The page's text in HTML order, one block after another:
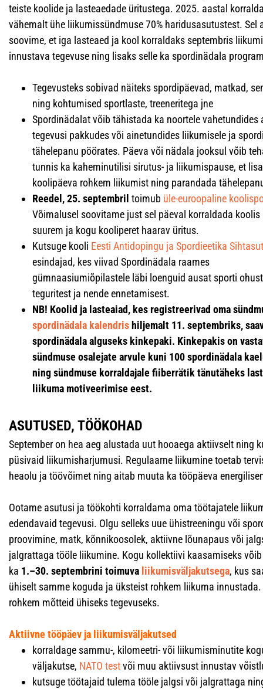
teiste koolide ja lasteaedade üritustega. 2025. aastal
vähemalt ühe liikumissündmuse 70% haridusasutustest. Sel
soovime, et iga lasteaed ja kool korraldaks septembris
innustava tegevuse ning lisaks selle ka spordinädala
Tegevusteks sobivad näiteks spordipäevad, matkad,
ning kohtumised sportlaste, treeneritega jne
Spordinädalat võib tähistada ka noortele vahetundides
tegevusi pakkudes või ainetundides liikumisele ja
tähelepanu pöörates. Päeva või nädala jooksul võib
tunnis ka kaheminutilisi sirutus- ja liikumispause, et
koolipäeva rohkem liikumist ning parandada
Reedel, 25. septembril toimub üle-euroopaline
Võimalusel soovitame just sel päeval korraldada koolis
suurem ja kogu kooliperet haarav üritus.
Kutsuge kooli Eesti Antidopingu ja Spordieetika
esindajad, kes viivad Spordinädala raames
gümnaasiumiõpilastele läbi loenguid ausat sporti
teguritest ja nende ennetamisest.
NB! Koolid ja lasteaiad, kes registreerivad oma
spordinädala kalendris hiljemalt 11. septembriks,
spordinädala alguseks kinkepaki. Kinkepakis on
sündmuse osalejate arvule kuni 100 spordinädala
ning sündmuse korraldajale fiiberrätik tänutäheks
liikuma motiveerimise eest.
ASUTUSED, TÖÖKOHAD
September on hea aeg alustada uut hooaega aktiivselt ning
püsivaid liikumisharjumusi. Regulaarne liikumine toetab
heaolu ja töövõimet ning aitab muuta ka tööpäeva
Ootame asutusi ja töökohti korraldama oma töötajatele
edendavaid tegevusi. Olgu selleks uue ühistreeningu või
proovimine, matk, kõnnikoosolek, aktiivne lõunapaus või
jalgrattaga tööle liikumine. Kogu kollektiivi kaasamiseks
ka 1.–30. septembrini toimuva liikumisväljakutsega, kus
ühiselt samme koguda ja üksteist rohkem liikuma
rohkem mõtteid ühiseks tegevuseks.
Aktiivne tööpäev ja liikumisväljakutsed
korraldage sammu-, kilomeetri- või liikumisminutite
väljakutse, NATO testvõi muu aktiivsust innustav
kutsuge töötajaid tulema tööle jalgsi või jalgrattaga